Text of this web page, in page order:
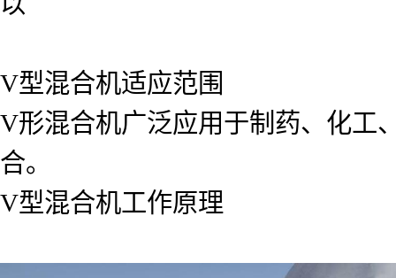
V型混合机适应范围
V形混合机广泛应用于制药、化工
合。
V型混合机工作原理